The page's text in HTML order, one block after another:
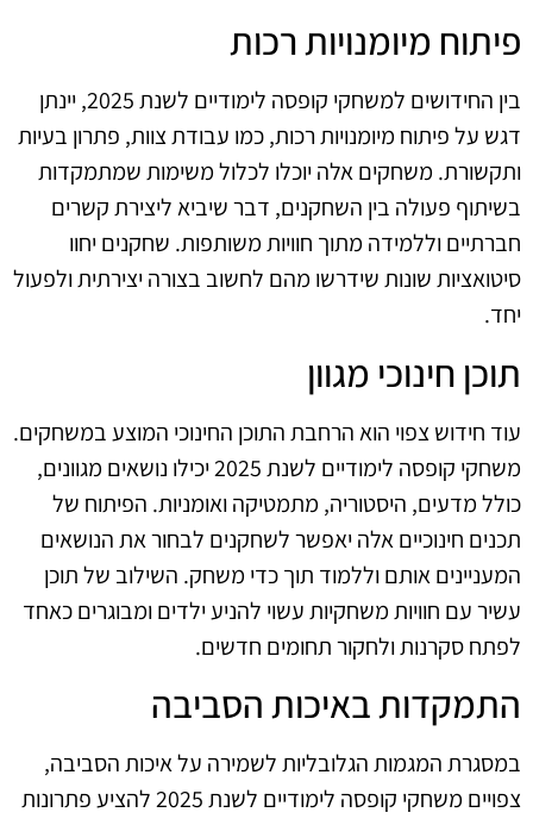
פיתוח מיומנויות רכות
בין החידושים למשחקי קופסה לימודיים לשנת 2025, יינתן
דגש על פיתוח מיומנויות רכות, כמו עבודת צוות, פתרון בעיות
ותקשורת. משחקים אלה יוכלו לכלול משימות שמתמקדות
בשיתוף פעולה בין השחקנים, דבר שיביא ליצירת קשרים
חברתיים וללמידה מתוך חוויות משותפות. שחקנים יחוו
סיטואציות שונות שידרשו מהם לחשוב בצורה יצירתית ולפעול
יחד.
תוכן חינוכי מגוון
עוד חידוש צפוי הוא הרחבת התוכן החינוכי המוצע במשחקים.
משחקי קופסה לימודיים לשנת 2025 יכילו נושאים מגוונים,
כולל מדעים, היסטוריה, מתמטיקה ואומניות. הפיתוח של
תכנים חינוכיים אלה יאפשר לשחקנים לבחור את הנושאים
המעניינים אותם וללמוד תוך כדי משחק. השילוב של תוכן
עשיר עם חוויות משחקיות עשוי להניע ילדים ומבוגרים כאחד
לפתח סקרנות ולחקור תחומים חדשים.
התמקדות באיכות הסביבה
במסגרת המגמות הגלובליות לשמירה על איכות הסביבה,
צפויים משחקי קופסה לימודיים לשנת 2025 להציע פתרונות